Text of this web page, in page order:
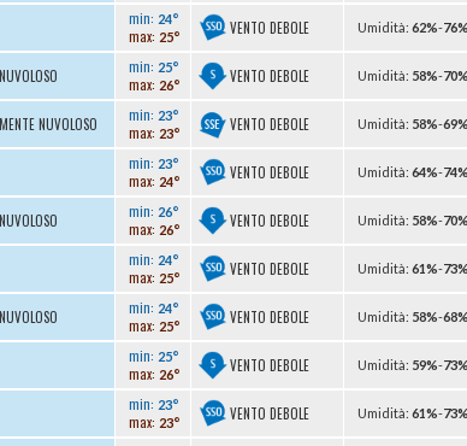
min: 24°
max: 25° VENTO DEBOLE Umidità: 62%-76%
min: 25°
max: 26° VENTO DEBOLE Umidità: 58%-70%
NUVOLOSO min: 23°
max: 23° VENTO DEBOLE Umidità: 58%-69%
min: 23°
max: 24° VENTO DEBOLE Umidità: 64%-74%
min: 26°
max: 26° VENTO DEBOLE Umidità: 58%-70%
min: 24°
max: 25° VENTO DEBOLE Umidità: 61%-73%
min: 24°
max: 25° VENTO DEBOLE Umidità: 58%-68%
min: 25°
max: 26° VENTO DEBOLE Umidità: 59%-73%
min: 23°
max: 23° VENTO DEBOLE Umidità: 61%-73%